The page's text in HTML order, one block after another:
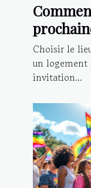
Choisir le
un logement
invitation...